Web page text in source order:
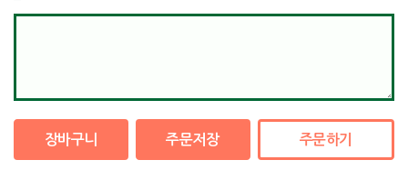
장바구니 주문저장 주문하기